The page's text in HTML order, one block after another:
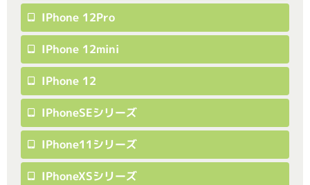
IPhone 12Pro
IPhone 12mini
IPhone 12
IPhoneSEシリーズ
IPhone11シリーズ
IPhoneXSシリーズ